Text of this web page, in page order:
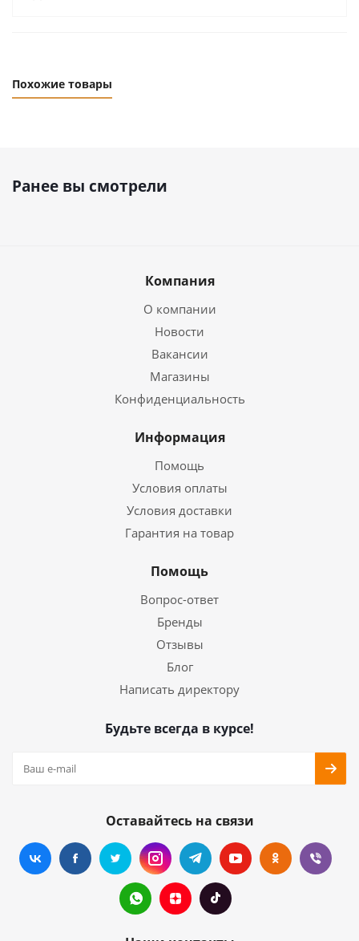
Похожие товары
Ранее вы смотрели
Компания
О компании
Новости
Вакансии
Магазины
Конфиденциальность
Информация
Помощь
Условия оплаты
Условия доставки
Гарантия на товар
Помощь
Вопрос-ответ
Бренды
Отзывы
Блог
Написать директору
Будьте всегда в курсе!
Оставайтесь на связи